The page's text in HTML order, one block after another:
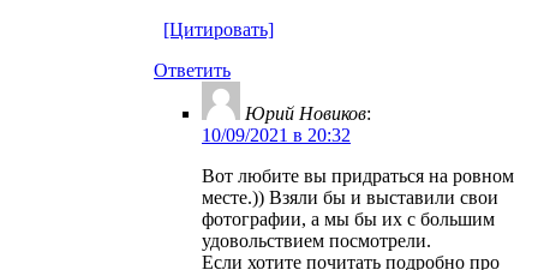
[Цитировать]
Ответить
Юрий Новиков:
10/09/2021 в 20:32
Вот любите вы придраться на ровном
месте.)) Взяли бы и выставили свои
фотографии, а мы бы их с большим
удовольствием посмотрели.
Если хотите почитать подробно про